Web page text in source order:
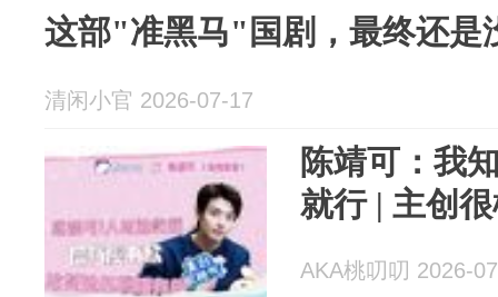
这部"准黑马"国剧，最终还是
清闲小官 2026-07-17
陈靖可：我
就行 | 主创
AKA桃叨叨 2026-